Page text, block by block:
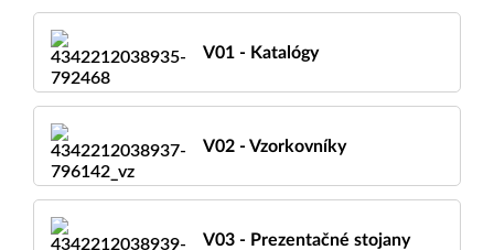
V01 - Katalógy
V02 - Vzorkovníky
V03 - Prezentačné stojany